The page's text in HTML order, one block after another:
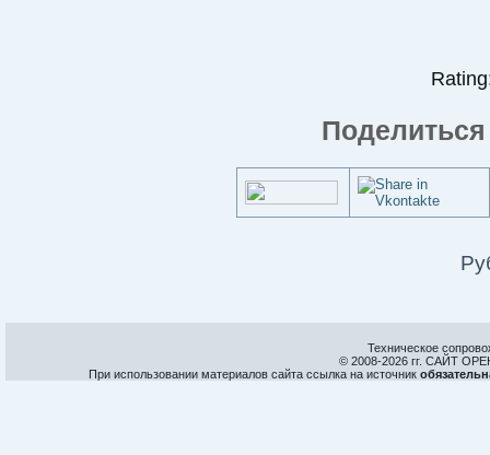
Техническое
© 2008-2026 гг. САЙТ
При использовании материалов сайта ссылка на источник